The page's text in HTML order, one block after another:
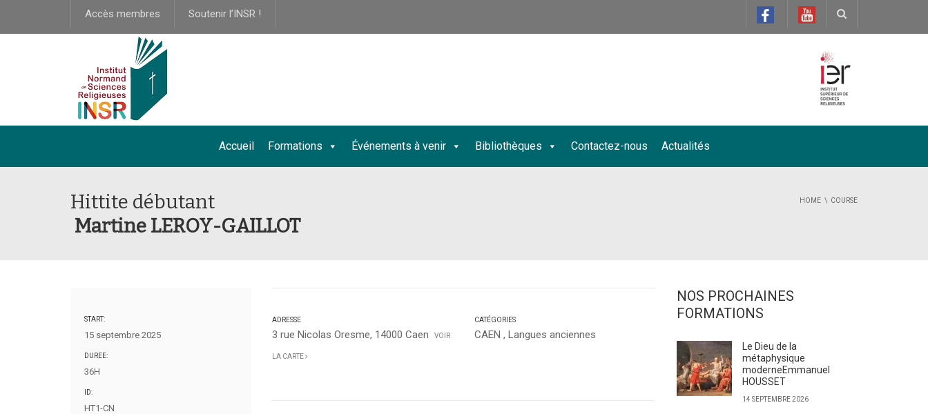
Accès membres Soutenir l’INSR !
Accueil Formations Événements à venir Bibliothèques Contactez-nous Actualités
Hittite débutant
Martine LEROY-GAILLOT
HOME COURSE
START:
15 septembre 2025
DUREE:
36H
ID:
HT1-CN
ADRESSE
3 rue Nicolas Oresme, 14000 Caen VOIR
LA CARTE
CATÉGORIES
CAEN , Langues anciennes
NOS PROCHAINES
FORMATIONS
Le Dieu de la
métaphysique
moderneEmmanuel
HOUSSET
14 SEPTEMBRE 2026